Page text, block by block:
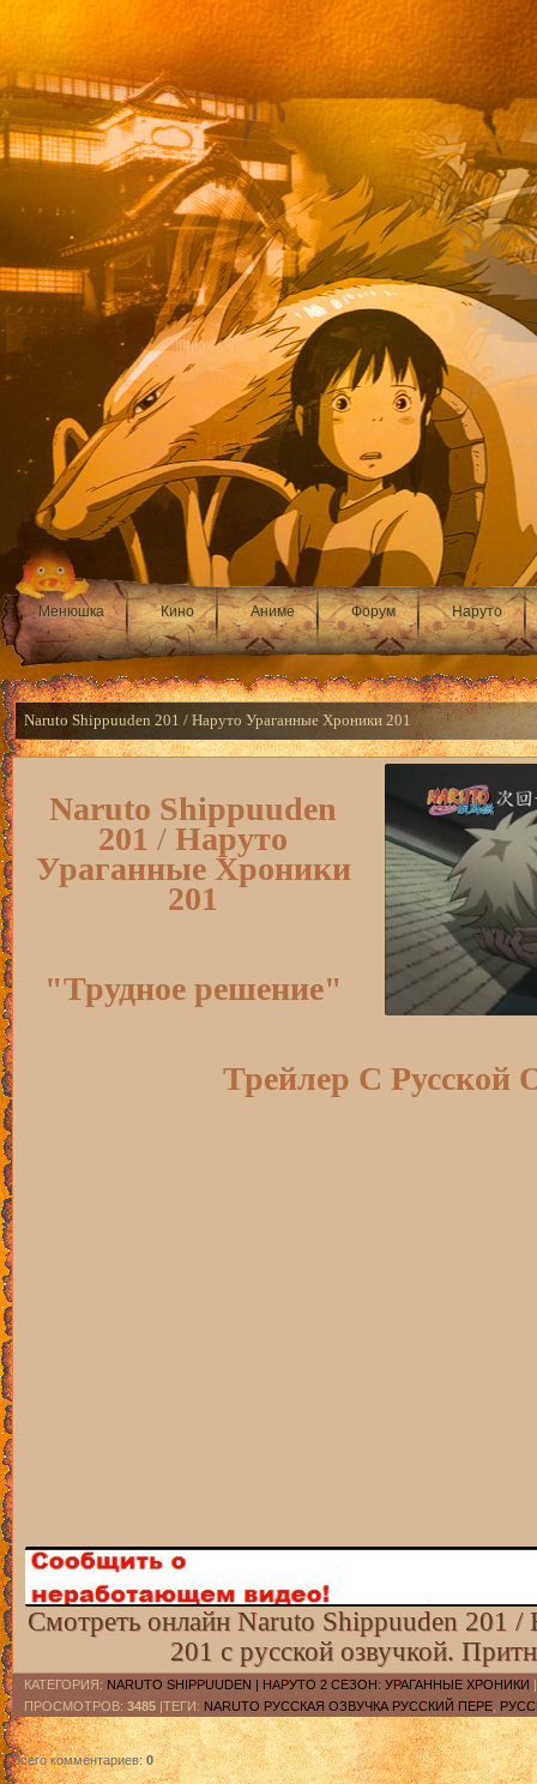
Менюшка Кино Аниме Форум Наруто
Naruto Shippuuden 201 / Наруто Ураганные Хроники 201
Naruto Shippuuden
201 / Наруто
Ураганные Хроники
201
"Трудное решение"
Трейлер С Русской
Смотреть онлайн Naruto Shippuuden 201
201 с русской озвучкой.
КАТЕГОРИЯ: NARUTO SHIPPUUDEN | НАРУТО 2 СЕЗОН: УРАГАННЫЕ ХРОНИКИ
ПРОСМОТРОВ: 3485 |ТЕГИ: NARUTO РУССКАЯ ОЗВУЧКА РУССКИЙ ПЕРЕ
Всего комментариев:0